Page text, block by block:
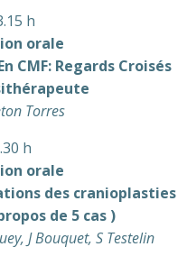
h
orale
CMF: Regards Croisés
Torres
h
orale
des cranioplasties
de 5 cas )
J Bouquet, S Testelin